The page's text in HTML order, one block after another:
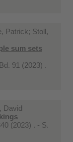
Patrick; Stoll,
sum sets
91 (2023) .
David
(2023) . - S.